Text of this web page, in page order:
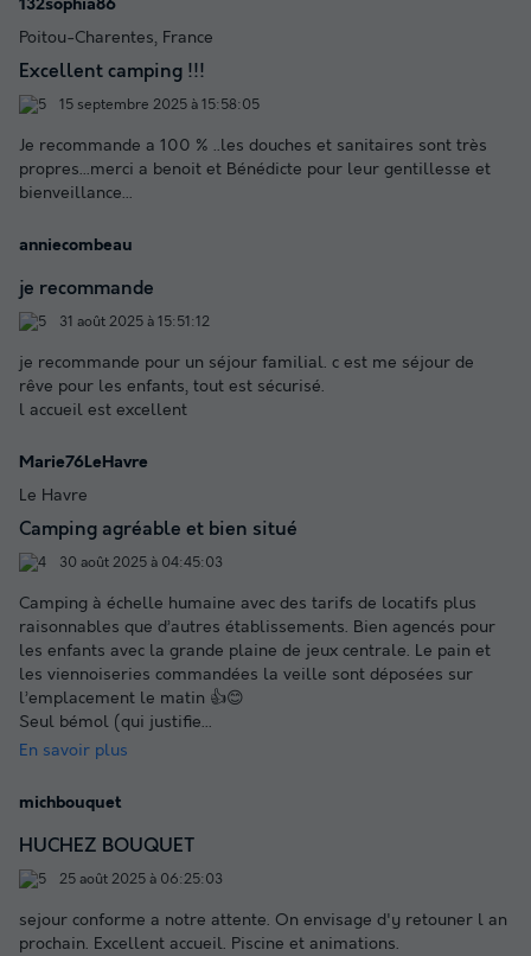
132sophia86
Poitou-Charentes, France
Excellent camping !!!
15 septembre 2025 à 15:58:05
Je recommande a 100 % ..les douches et sanitaires sont très
propres...merci a benoit et Bénédicte pour leur gentillesse et
bienveillance...
anniecombeau
je recommande
31 août 2025 à 15:51:12
je recommande pour un séjour familial. c est me séjour de
rêve pour les enfants, tout est sécurisé.
l accueil est excellent
Marie76LeHavre
Le Havre
Camping agréable et bien situé
30 août 2025 à 04:45:03
Camping à échelle humaine avec des tarifs de locatifs plus
raisonnables que d’autres établissements. Bien agencés pour
les enfants avec la grande plaine de jeux centrale. Le pain et
les viennoiseries commandées la veille sont déposées sur
l’emplacement le matin 👍😊
Seul bémol (qui justifie...
En savoir plus
michbouquet
HUCHEZ BOUQUET
25 août 2025 à 06:25:03
sejour conforme a notre attente. On envisage d'y retouner l an
prochain. Excellent accueil. Piscine et animations.